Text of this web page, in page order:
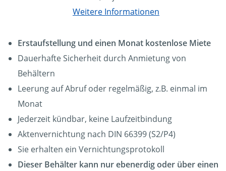
Weitere Informationen
Erstaufstellung und einen Monat kostenlose Miete
Dauerhafte Sicherheit durch Anmietung von
Behältern
Leerung auf Abruf oder regelmäßig, z.B. einmal im
Monat
Jederzeit kündbar, keine Laufzeitbindung
Aktenvernichtung nach DIN 66399 (S2/P4)
Sie erhalten ein Vernichtungsprotokoll
Dieser Behälter kann nur ebenerdig oder über einen